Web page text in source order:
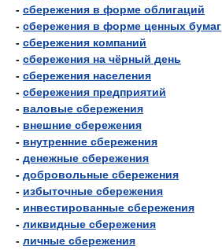
- сбережения в форме облигаций
- сбережения в форме ценных бумаг
- сбережения компаний
- сбережения на чёрный день
- сбережения населения
- сбережения предприятий
- валовые сбережения
- внешние сбережения
- внутренние сбережения
- денежные сбережения
- добровольные сбережения
- избыточные сбережения
- инвестированные сбережения
- ликвидные сбережения
- личные сбережения